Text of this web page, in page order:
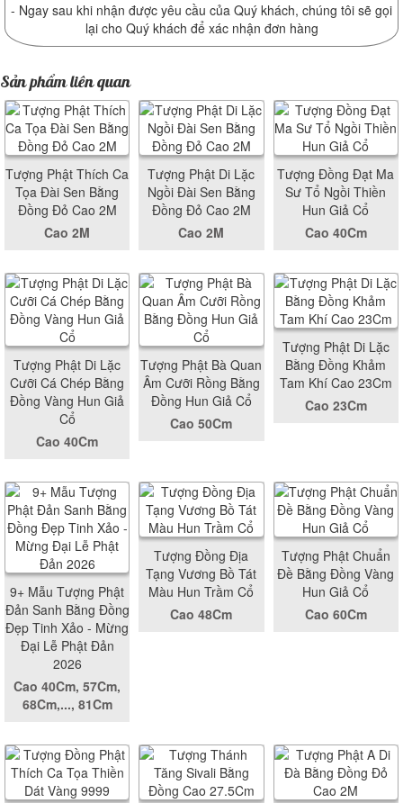
- Ngay sau khi nhận được yêu cầu của Quý khách, chúng tôi sẽ gọi
lại cho Quý khách để xác nhận đơn hàng
Sản phẩm liên quan
Tượng Phật Thích Ca
Tọa Đài Sen Bằng
Đồng Đỏ Cao 2M
Cao 2M
Tượng Phật Di Lặc
Ngồi Đài Sen Bằng
Đồng Đỏ Cao 2M
Cao 2M
Tượng Đồng Đạt Ma
Sư Tổ Ngồi Thiền
Hun Giả Cổ
Cao 40Cm
Tượng Phật Di Lặc
Cưỡi Cá Chép Bằng
Đồng Vàng Hun Giả
Cổ
Cao 40Cm
Tượng Phật Bà Quan
Âm Cưỡi Rồng Bằng
Đồng Hun Giả Cổ
Cao 50Cm
Tượng Phật Di Lặc
Bằng Đồng Khảm
Tam Khí Cao 23Cm
Cao 23Cm
9+ Mẫu Tượng Phật
Đản Sanh Bằng Đồng
Đẹp Tinh Xảo - Mừng
Đại Lễ Phật Đản
2026
Cao 40Cm, 57Cm,
68Cm,..., 81Cm
Tượng Đồng Địa
Tạng Vương Bồ Tát
Màu Hun Trầm Cổ
Cao 48Cm
Tượng Phật Chuẩn
Đề Bằng Đồng Vàng
Hun Giả Cổ
Cao 60Cm